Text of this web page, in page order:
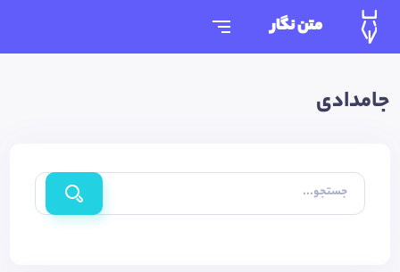
متن نگار
جامدادی
جستجو...